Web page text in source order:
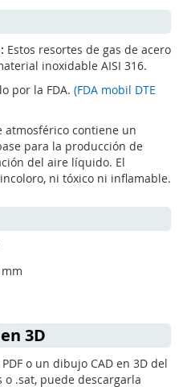
Estos resortes de gas de acero
inoxidable AISI 316.
por la FDA. (FDA mobil DTE
atmosférico contiene un
para la producción de
del aire líquido. El
ni tóxico ni inflamable.
3D
o un dibujo CAD en 3D del
.sat, puede descargarla